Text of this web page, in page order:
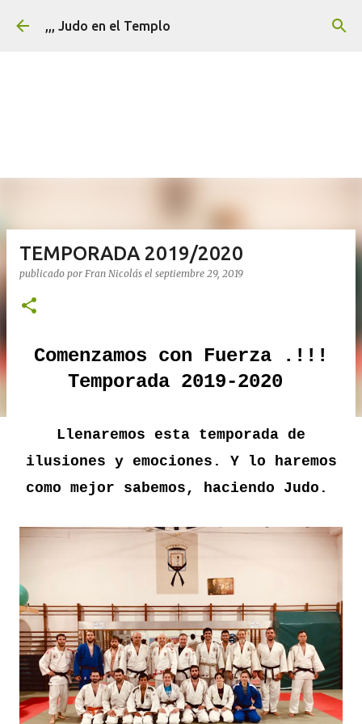
Ir al contenido principal
,,, Judo en el Templo
TEMPORADA 2019/2020
publicado por Fran Nicolás el septiembre 29, 2019
Comenzamos con Fuerza .!!!
Temporada 2019-2020
Llenaremos esta temporada de
ilusiones y emociones. Y lo haremos
como mejor sabemos, haciendo Judo.